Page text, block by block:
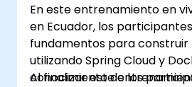
En este entrenamiento en
en Ecuador, los
fundamentos para construir
utilizando Spring Cloud y
conocimiento de los
Al finalizar este